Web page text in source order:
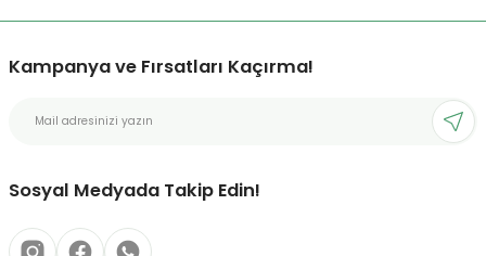
Kampanya ve Fırsatları Kaçırma!
Sosyal Medyada Takip Edin!